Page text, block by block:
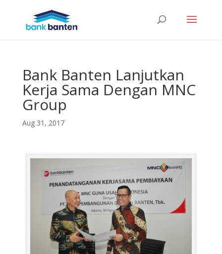
Bank Banten Lanjutkan
Kerja Sama Dengan MNC
Group
Aug 31, 2017